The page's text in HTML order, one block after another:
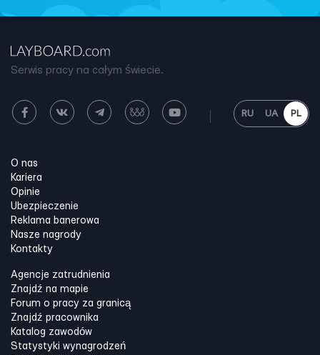
Serwis pracy na całym świecie.
RU UA PL
O nas
Kariera
Opinie
Ubezpieczenie
Reklama banerowa
Nasze nagrody
Kontakty
Agencje zatrudnienia
Znajdź na mapie
Forum o pracy za granicą
Znajdź pracownika
Katalog zawodów
Statystyki wynagrodzeń